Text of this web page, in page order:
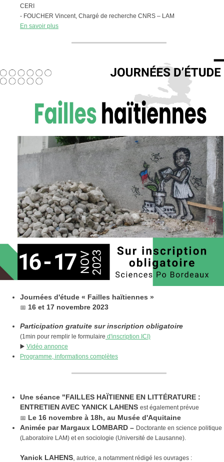
CERI
- FOUCHER Vincent, Chargé de recherche CNRS – LAM
En savoir plus
Journées d'étude « Failles haïtiennes »
📅 16 et 17 novembre 2023
Participation gratuite sur inscription obligatoire
(1min pour remplir le formulaire d'inscription ICI)
▶️ Vidéo annonce
Programme, informations complètes
Une séance "FAILLES HAÏTIENNE EN LITTÉRATURE :
ENTRETIEN AVEC YANICK LAHENS est également prévue
📅 Le 16 novembre à 18h, au Musée d'Aquitaine
Animée par Margaux LOMBARD – Doctorante en science politique
(Laboratoire LAM) et en sociologie (Université de Lausanne).
Yanick LAHENS autrice, a notamment rédigé les ouvrages :